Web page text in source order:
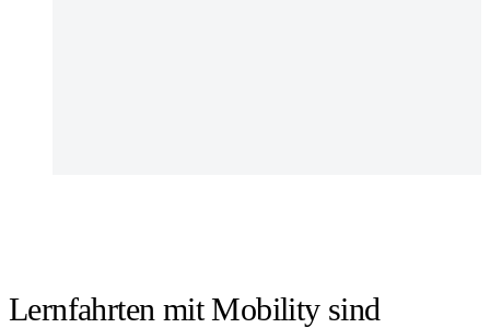
Lernfahrten mit Mobility sind